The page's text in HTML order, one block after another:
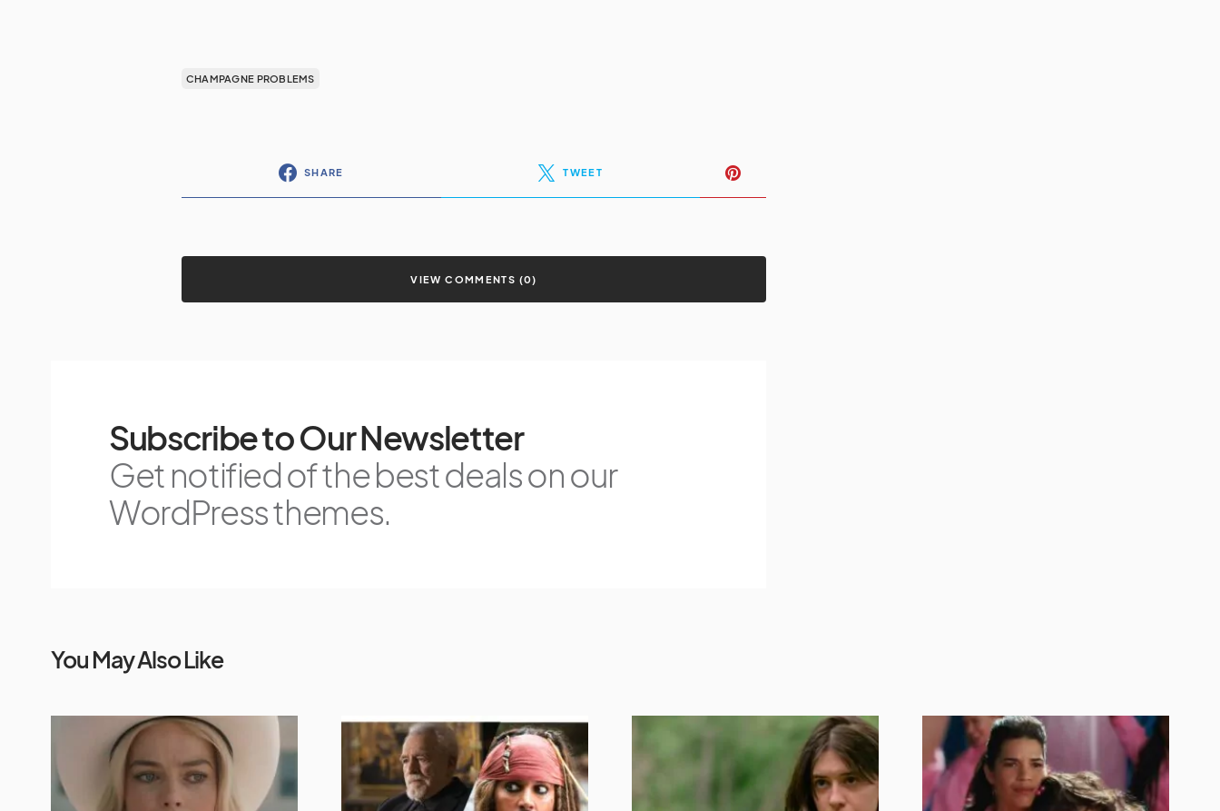
CHAMPAGNE PROBLEMS
SHARE TWEET
VIEW COMMENTS (0)
Subscribe to Our Newsletter
Get notified of the best deals on our
WordPress themes.
You May Also Like